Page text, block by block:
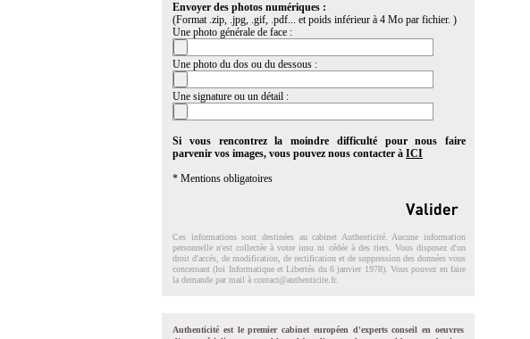
Envoyer des photos numériques :
(Format .zip, .jpg, .gif, .pdf... et poids inférieur à 4 Mo par fichier. )
Une photo générale de face :
Une photo du dos ou du dessous :
Une signature ou un détail :
Si vous rencontrez la moindre difficulté pour nous faire
parvenir vos images, vous pouvez nous contacter à ICI
* Mentions obligatoires
Ces informations sont destinées au cabinet Authenticité. Aucune information
personnelle n'est collectée à votre insu ni cédée à des tiers. Vous disposez d'un
droit d'accés, de modification, de rectification et de suppression des données vous
concernant (loi Informatique et Libertés du 6 janvier 1978). Vous pouvez en faire
la demande par mail à contact@authenticite.fr.
Authenticité est le premier cabinet européen d'experts conseil en oeuvres